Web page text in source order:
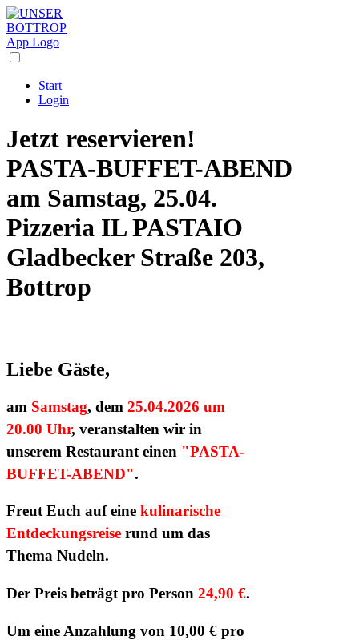
Start
Login
Jetzt reservieren!
PASTA-BUFFET-ABEND
am Samstag, 25.04.
Pizzeria IL PASTAIO
Gladbecker Straße 203,
Bottrop
Liebe Gäste,
am Samstag, dem 25.04.2026 um
20.00 Uhr, veranstalten wir in
unserem Restaurant einen "PASTA-
BUFFET-ABEND".
Freut Euch auf eine kulinarische
Entdeckungsreise rund um das
Thema Nudeln.
Der Preis beträgt pro Person 24,90 €.
Um eine Anzahlung von 10,00 € pro